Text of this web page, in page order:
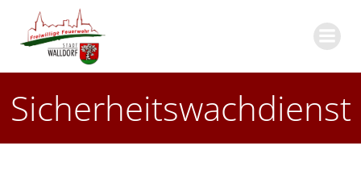
Sicherheitswachdienst